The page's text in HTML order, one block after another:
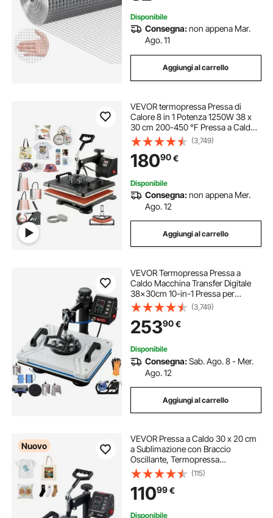
Disponibile
Consegna:non appena Mar.
Ago. 11
Aggiungi al carrello
VEVOR termopressa Pressa di
Calore 8 in 1 Potenza 1250W 38 x
30 cm 200-450 °F Pressa a Caldo
per Applicare Lettere Numeri e su
Cappellini Magliette
(3,749)
18090€
Disponibile
Consegna:non appena Mer.
Ago. 12
Aggiungi al carrello
VEVOR Termopressa Pressa a
Caldo Macchina Transfer Digitale
38x30cm 10-in-1 Pressa per
Stampa Magliette Trasferimento
Multifunzione Bianca
(3,749)
25390€
Disponibile
Consegna:Sab. Ago. 8 - Mer.
Ago. 12
Aggiungi al carrello
Nuovo
VEVOR Pressa a Caldo 30 x 20 cm
a Sublimazione con Braccio
Oscillante, Termopressa
Riscaldamento Rapido e Uniforme,
Controllo Digitale di Tempo e
Temperatura, per Magliette Borse in
Tela Federe Calze
(115)
11099€
Disponibile